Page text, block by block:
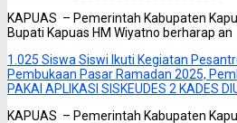
KAPUAS – Pemerintah Kabupaten
Bupati Kapuas HM Wiyatno berharap an
1.025 Siswa Siswi Ikuti Kegiatan
Pembukaan Pasar Ramadan 2025,
PAKAI APLIKASI SISKEUDES 2 KADES
KAPUAS – Pemerintah Kabupaten